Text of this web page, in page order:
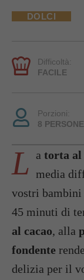
DOLCI
Difficoltà:
FACILE
Porzioni:
8 PERSONE
L a torta al
media
vostri bambini
45 minuti di
al cacao, alla
fondente
delizia per il